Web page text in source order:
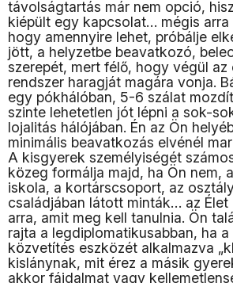
távolságtartás már nem opció,
kiépült egy kapcsolat… mégis arra
hogy amennyire lehet, próbálje
jött, a helyzetbe beavatkozó,
szerepét, mert félő, hogy végül az
rendszer haragját magára vonja.
egy pókhálóban, 5-6 szálat
szinte lehetetlen jót lépni a sok-
lojalitás hálójában. Én az Ön
minimális beavatkozás elvénél
A kisgyerek személyiségét
közeg formálja majd, ha Ön nem,
iskola, a kortárscsoport, az
családjában látott minták… az Élet
arra, amit meg kell tanulnia. Ön
rajta a legdiplomatikusabban, ha
közvetítés eszközét alkalmazva
kislánynak, mit érez a másik
akkor fájdalmat vagy